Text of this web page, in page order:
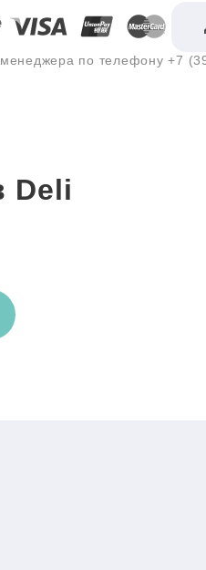
менеджера по телефону+7
Deli